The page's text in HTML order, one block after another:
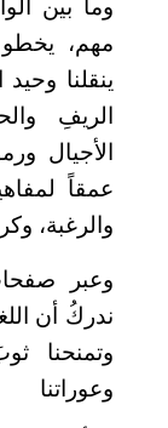
وما بين
مهم،
ينقلنا
الريفِ
الأجيال
عمقاً
والرغبة،
ندركُ أن
وتمنحنا
وعوراتنا